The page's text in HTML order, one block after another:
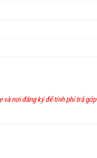
và nơi đăng ký để tính phí trả góp